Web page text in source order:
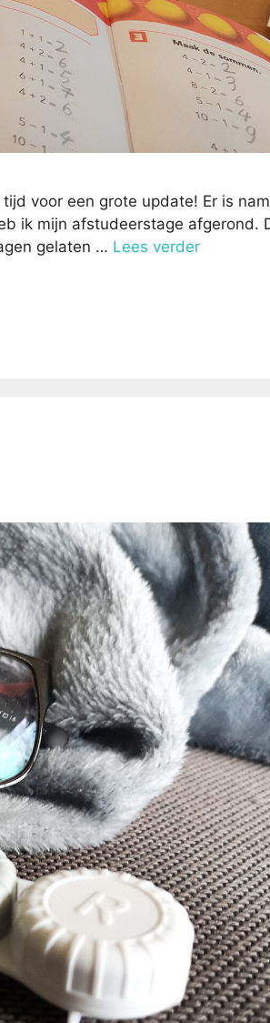
voor een grote update! Er is
ik mijn afstudeerstage afgerond.
gelaten … Lees verder